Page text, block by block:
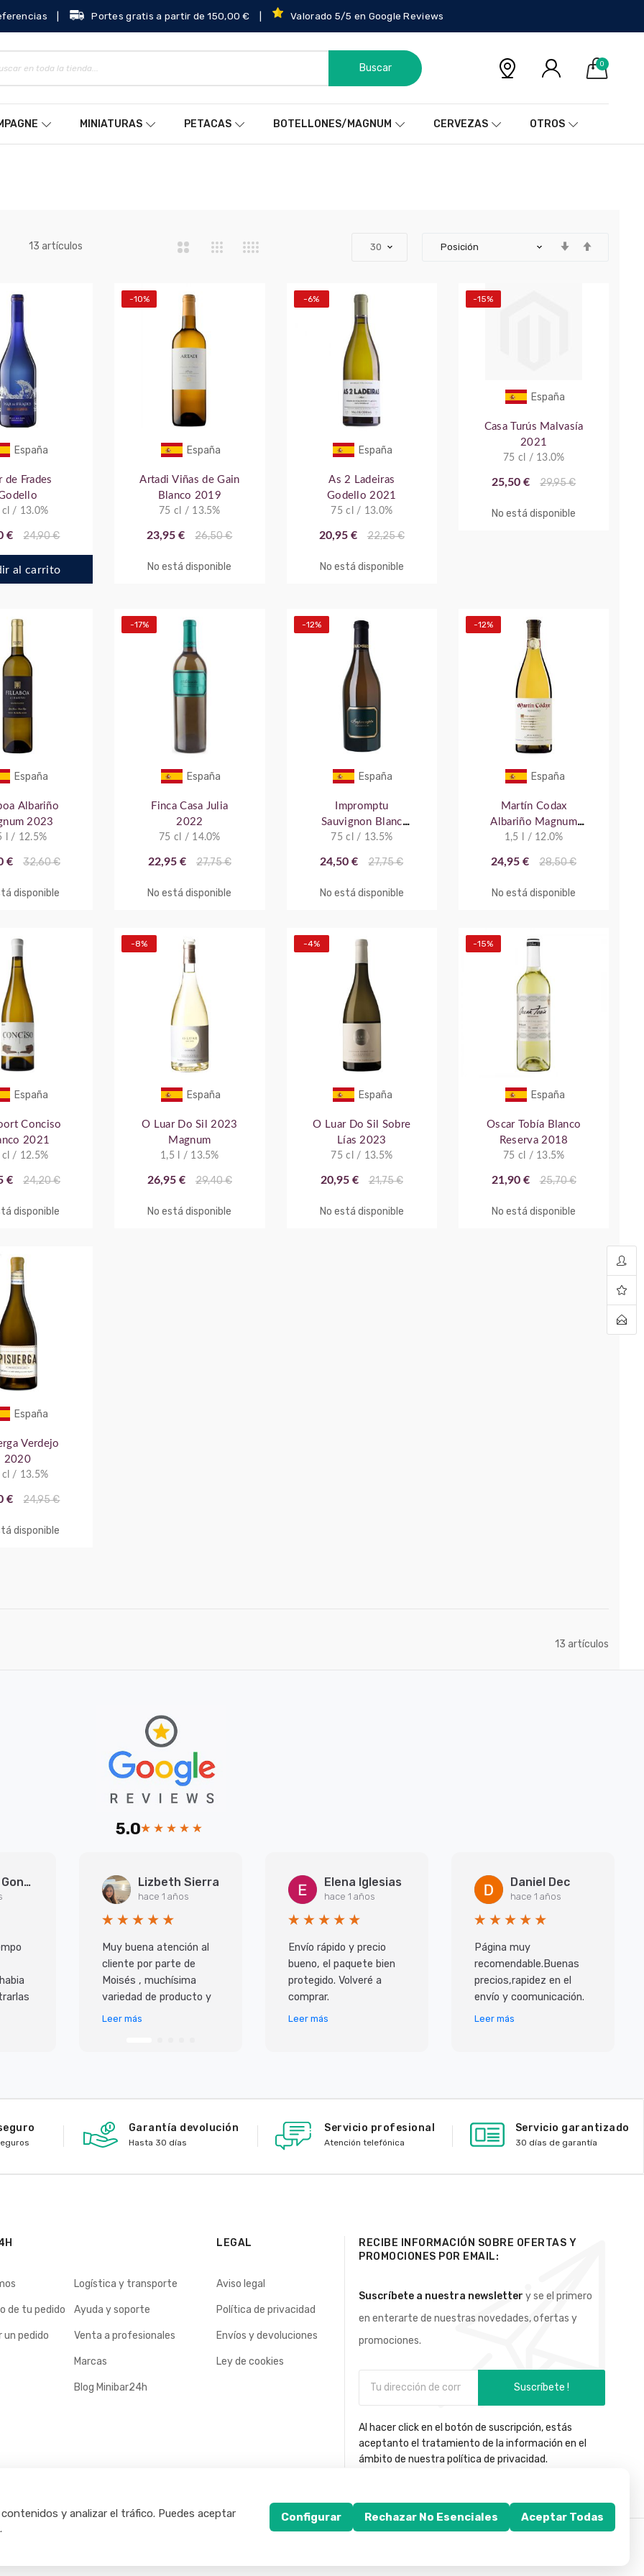
Portes gratis a partir de 150,00 € Valorado 5/5 en Google Reviews
0
Buscar
MINIATURAS PETACAS BOTELLONES/MAGNUM CERVEZAS OTROS
y analizar el tráfico. Puedes aceptar
Configurar Rechazar No Esenciales Aceptar Todas
13 artículos
España
de Frades
cl / 13.0%
€ 24,90 €
al carrito
España
-10%
Artadi Viñas de Gain
Blanco 2019
75 cl / 13.5%
23,95 € 26,50 €
No está disponible
España
-6%
As 2 Ladeiras
Godello 2021
75 cl / 13.0%
20,95 € 22,25 €
No está disponible
España
-15%
Casa Turús Malvasía
2021
75 cl / 13.0%
25,50 € 29,95 €
No está disponible
España
Albariño
2023
l / 12.5%
€ 32,60 €
disponible
España
-17%
Finca Casa Julia
2022
75 cl / 14.0%
22,95 € 27,75 €
No está disponible
España
-12%
Impromptu
Sauvignon Blanc
2022
75 cl / 13.5%
24,50 € 27,75 €
No está disponible
España
-12%
Martín Codax
Albariño Magnum
2023
1,5 l / 12.0%
24,95 € 28,50 €
No está disponible
España
Conciso
2021
cl / 12.5%
€ 24,20 €
disponible
España
-8%
O Luar Do Sil 2023
Magnum
1,5 l / 13.5%
26,95 € 29,40 €
No está disponible
España
-4%
O Luar Do Sil Sobre
Lías 2023
75 cl / 13.5%
20,95 € 21,75 €
No está disponible
España
-15%
Oscar Tobía Blanco
Reserva 2018
75 cl / 13.5%
21,90 € 25,70 €
No está disponible
España
Verdejo
2020
cl / 13.5%
€ 24,95 €
disponible
13 artículos
5.0
Arantxa Gonzalez Martinez Lizbeth Sierra
hace 1 años
Muy buena atención al
cliente por parte de
Moisés , muchísima
variedad de producto y
lo mejor es que todo
Leer más
Elena Iglesias
hace 1 años
Envío rápido y precio
bueno, el paquete bien
protegido. Volveré a
comprar.
Leer más
Daniel Dec
hace 1 años
Página muy
recomendable.Buenas
precios,rapidez en el
envío y coomunicación.
Leer más
Garantía devolución
Hasta 30 días
Servicio profesional
Atención telefónica
Servicio garantizado
30 días de garantía
Logística y transporte
de tu pedido Ayuda y soporte
un pedido Venta a profesionales
Marcas
Blog Minibar24h
LEGAL
Aviso legal
Política de privacidad
Envíos y devoluciones
Ley de cookies
RECIBE INFORMACIÓN SOBRE OFERTAS Y
PROMOCIONES POR EMAIL:
Suscríbete a nuestra newsletter y se el primero
en enterarte de nuestras novedades, ofertas y
promociones.
Suscríbete !
Al hacer click en el botón de suscripción, estás
aceptanto el tratamiento de la información en el
ámbito de nuestra política de privacidad.